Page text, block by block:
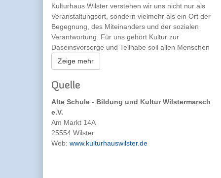
Kulturhaus Wilster verstehen wir uns nicht nur als
Veranstaltungsort, sondern vielmehr als ein Ort der
Begegnung, des Miteinanders und der sozialen
Verantwortung. Für uns gehört Kultur zur
Daseinsvorsorge und Teilhabe soll allen Menschen
möglich sein. Doch für viele Menschen ist die aktuelle
Zeit eine echte Herausforderung. Dem wollen wir uns
gelebtes Miteinander. Wir bieten daher im
Kulturhaus jeden Montag in der Zeit von 9:00 Uhr bis
12:00 Uhr ein Frühstück in Gemeinschaft an. Es gibt
Brötchen, Käse, Marmelade, Kaffee, ... - im Grunde
alles, was das Herz oder der Magen begehren. Jede:r
ist willkommen. Ob zum Frühstücken, Zeitunglesen
Zeige mehr
Quelle
Alte Schule - Bildung und Kultur Wilstermarsch
e.V.
Am Markt 14A
25554 Wilster
Web: www.kulturhauswilster.de